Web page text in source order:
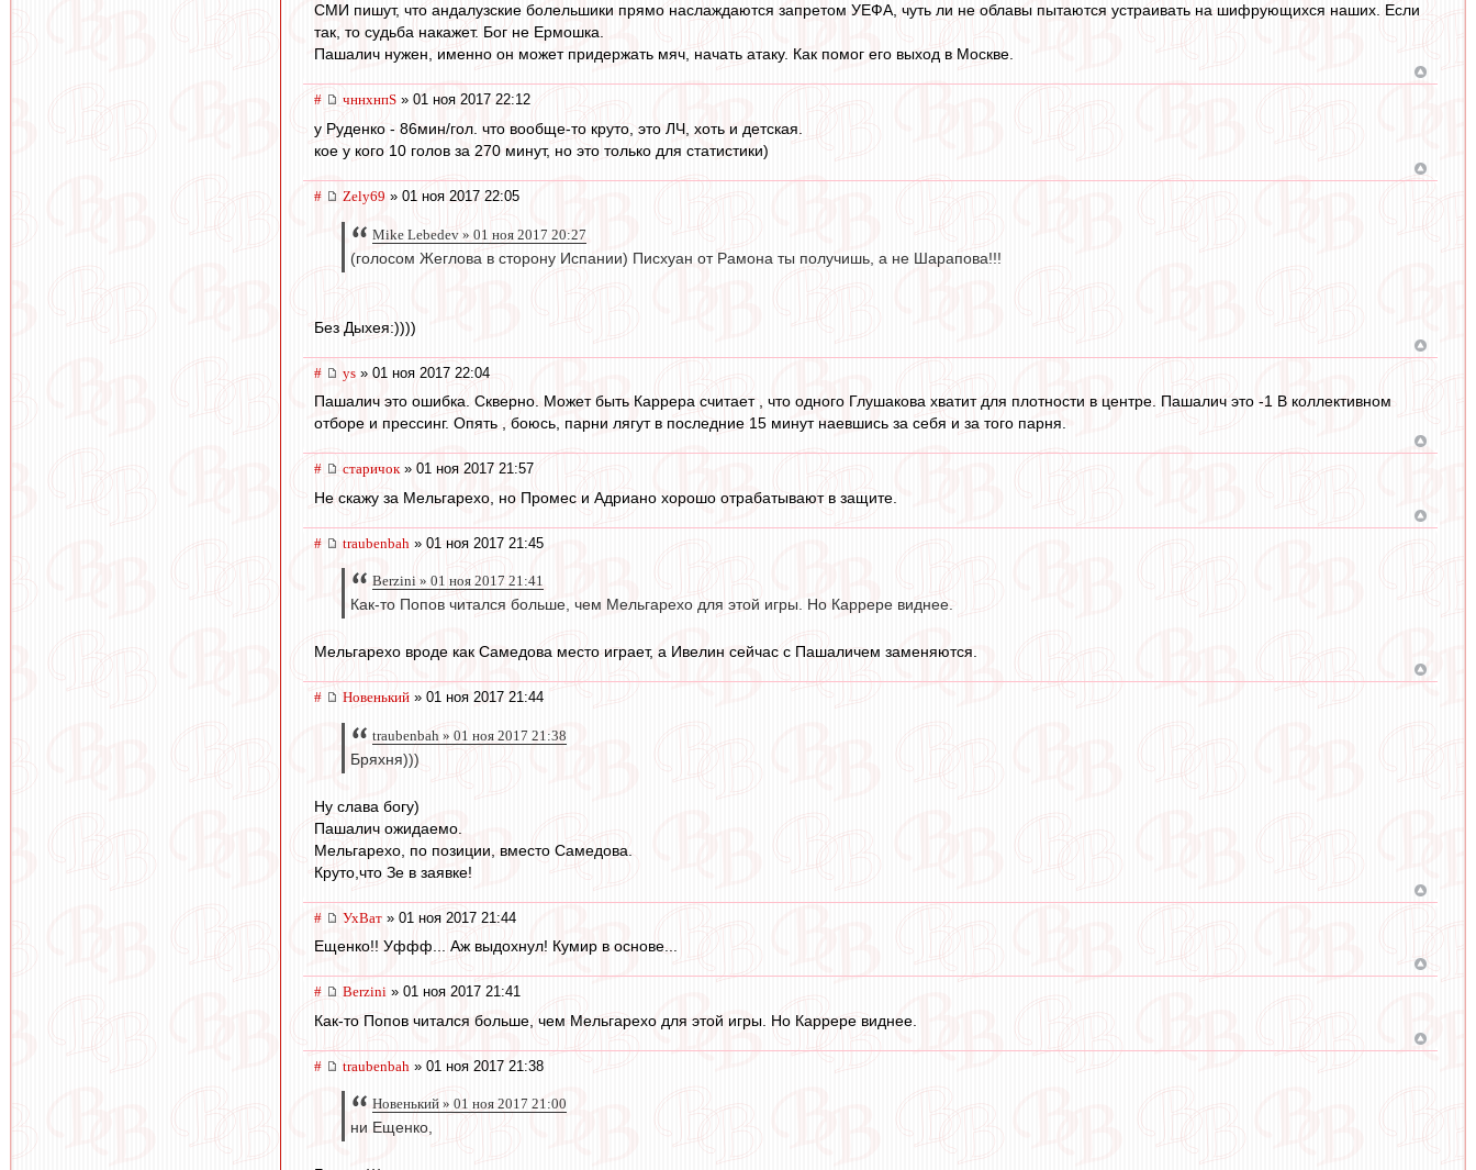
СМИ пишут, что андалузские болельшики прямо наслаждаются запретом УЕФА, чуть ли не облавы пытаются устраивать на шифрующихся наших. Если
так, то судьба накажет. Бог не Ермошка.
Пашалич нужен, именно он может придержать мяч, начать атаку. Как помог его выход в Москве.
# чннхнпS » 01 ноя 2017 22:12
у Руденко - 86мин/гол. что вообще-то круто, это ЛЧ, хоть и детская.
кое у кого 10 голов за 270 минут, но это только для статистики)
# Zely69 » 01 ноя 2017 22:05
Mike Lebedev » 01 ноя 2017 20:27
(голосом Жеглова в сторону Испании) Писхуан от Рамона ты получишь, а не Шарапова!!!
Без Дыхея:))))
# ys » 01 ноя 2017 22:04
Пашалич это ошибка. Скверно. Может быть Каррера считает , что одного Глушакова хватит для плотности в центре. Пашалич это -1 В коллективном
отборе и прессинг. Опять , боюсь, парни лягут в последние 15 минут наевшись за себя и за того парня.
# старичок» 01 ноя 2017 21:57
Не скажу за Мельгарехо, но Промес и Адриано хорошо отрабатывают в защите.
# traubenbah » 01 ноя 2017 21:45
Berzini » 01 ноя 2017 21:41
Как-то Попов читался больше, чем Мельгарехо для этой игры. Но Каррере виднее.
Мельгарехо вроде как Самедова место играет, а Ивелин сейчас с Пашаличем заменяются.
# Новенький » 01 ноя 2017 21:44
traubenbah » 01 ноя 2017 21:38
Бряхня)))
Ну слава богу)
Пашалич ожидаемо.
Мельгарехо, по позиции, вместо Самедова.
Круто,что Зе в заявке!
# УхВат » 01 ноя 2017 21:44
Ещенко!! Уффф... Аж выдохнул! Кумир в основе...
# Berzini » 01 ноя 2017 21:41
Как-то Попов читался больше, чем Мельгарехо для этой игры. Но Каррере виднее.
# traubenbah » 01 ноя 2017 21:38
Новенький » 01 ноя 2017 21:00
ни Ещенко,